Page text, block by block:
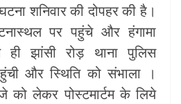
शनिवार की दोपहर की है।
पर पहुंचे और हंगामा
झांसी रोड़ थाना पुलिस
और स्थिति को संभाला ।
लेकर पोस्टमार्टम के लिये